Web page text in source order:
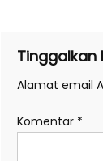
Tinggalkan
Alamat email
Komentar *